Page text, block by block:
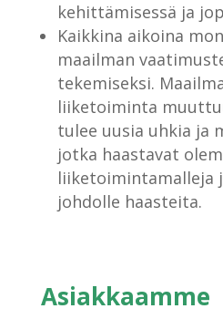
kehittämisessä ja
Kaikkina aikoina
maailman
tekemiseksi.
liiketoiminta
tulee uusia uhkia ja
jotka haastavat
liiketoimintamalleja
johdolle haasteita.
Asiakkaamme